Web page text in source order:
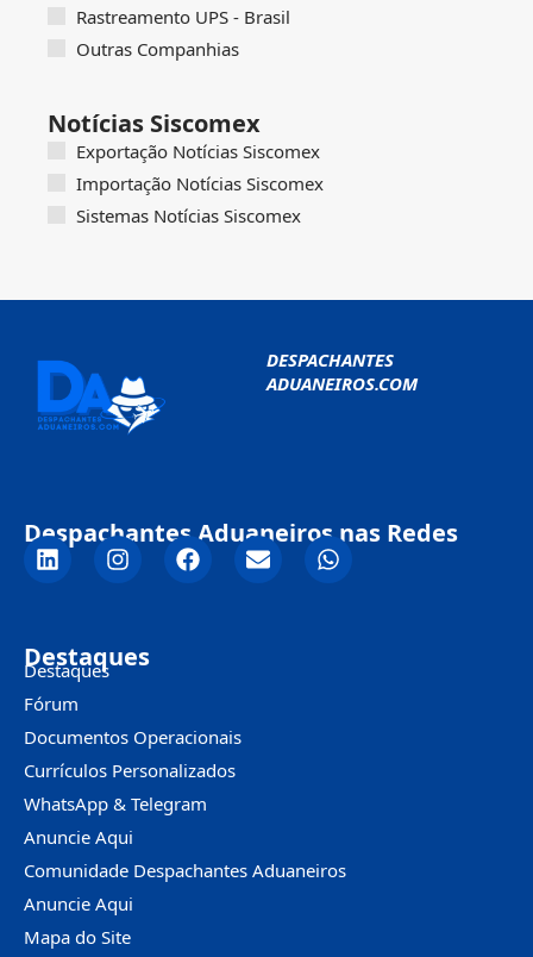
Rastreamento UPS - Brasil
Outras Companhias
Notícias Siscomex
Exportação Notícias Siscomex
Importação Notícias Siscomex
Sistemas Notícias Siscomex
DESPACHANTES
ADUANEIROS.COM
Despachantes Aduaneiros nas Redes
Destaques
Destaques
Fórum
Documentos Operacionais
Currículos Personalizados
WhatsApp & Telegram
Anuncie Aqui
Comunidade Despachantes Aduaneiros
Anuncie Aqui
Mapa do Site